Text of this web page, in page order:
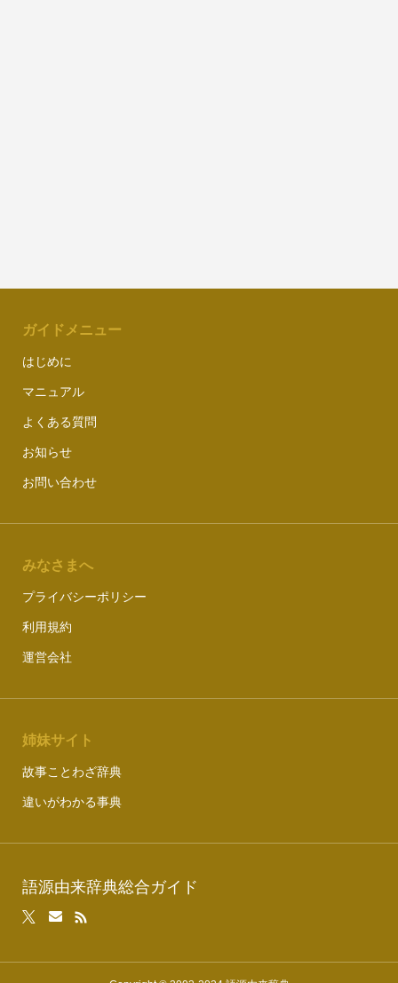
ガイドメニュー
はじめに
マニュアル
よくある質問
お知らせ
お問い合わせ
みなさまへ
プライバシーポリシー
利用規約
運営会社
姉妹サイト
故事ことわざ辞典
違いがわかる事典
語源由来辞典総合ガイド